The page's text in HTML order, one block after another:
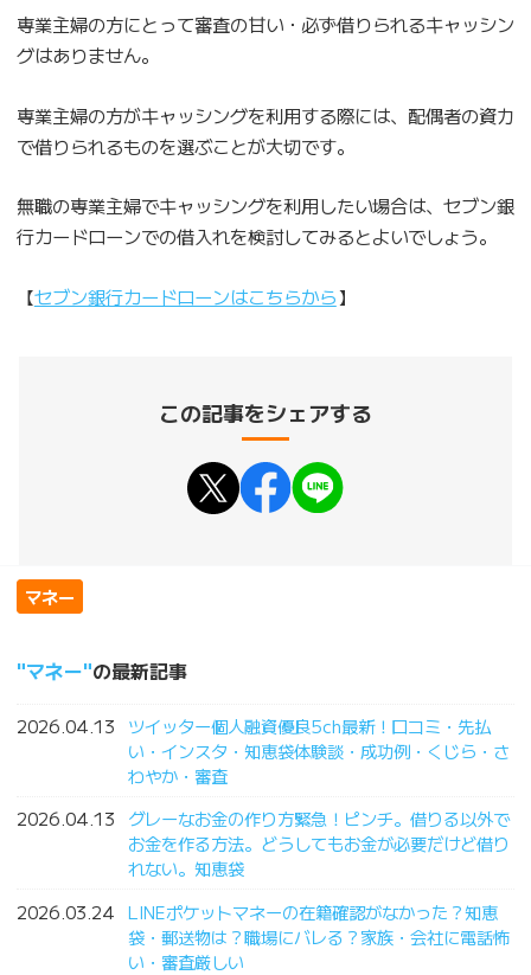
専業主婦の方にとって審査の甘い・必ず借りられるキャッシン
グはありません。
専業主婦の方がキャッシングを利用する際には、配偶者の資力
で借りられるものを選ぶことが大切です。
無職の専業主婦でキャッシングを利用したい場合は、セブン銀
行カードローンでの借入れを検討してみるとよいでしょう。
【セブン銀行カードローンはこちらから】
この記事をシェアする
マネー
マネー の最新記事
2026.04.13
ツイッター個人融資優良5ch最新！口コミ・先払
い・インスタ・知恵袋体験談・成功例・くじら・さ
わやか・審査
2026.04.13
グレーなお金の作り方緊急！ピンチ。借りる以外で
お金を作る方法。どうしてもお金が必要だけど借り
れない。知恵袋
2026.03.24 LINEポケットマネーの在籍確認がなかった？知恵
袋・郵送物は？職場にバレる？家族・会社に電話怖
い・審査厳しい